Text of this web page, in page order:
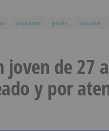
supremo pablo llarena
joven de 27
y por